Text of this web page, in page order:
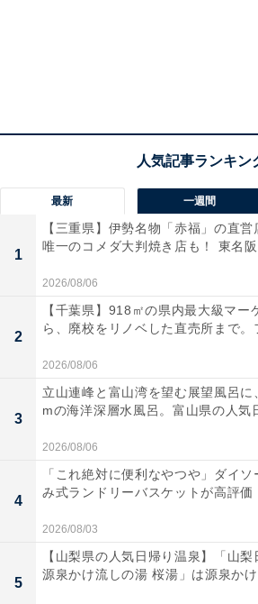
称が使われていたとされるが、画期
来9種類を数える。
そのうち引退した車両については、
管されてきたのだが、以前「2017
する」という情報が流れてきたこと
は、「複々線化完成にともない増発
場所を確保するため、保存車両を移
われる一部車両を解体する」といっ
情報が流れた際、「喜多見電車基地
こかに博物館をつくって保存すれば
上がっていた。
今回、小田急は鉄道博物館の建設と
車両基地内に保存している退役車両
複数保有しているものに関して、そ
最新 一週間
1
【三重県】伊勢名物「赤福」の直営
唯一のコメダ大判焼き店も！ 東名
2026/08/06
2
【千葉県】918㎡の県内最大級マー
ら、廃校をリノベした直売所まで。
2026/08/06
3
立山連峰と富山湾を望む展望風呂に
mの海洋深層水風呂。富山県の人気
2026/08/06
4
「これ絶対に便利なやつや」ダイ
み式ランドリーバスケットが高評価
2026/08/03
5
【山梨県の人気日帰り温泉】「山梨
源泉かけ流しの湯 桜湯」は源泉か